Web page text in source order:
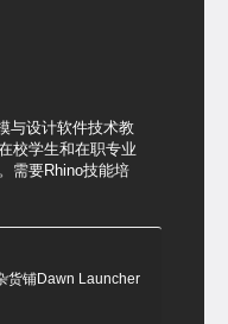
与设计软件技术教
校学生和在职专业
需要Rhino技能培
货铺Dawn Launcher